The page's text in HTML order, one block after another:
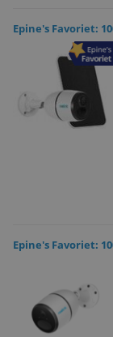
Epine's Favoriet:
Epine's Favoriet: